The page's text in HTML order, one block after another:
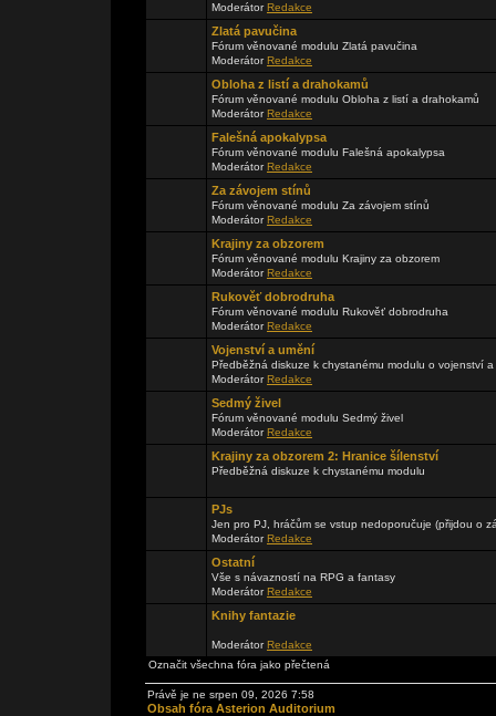
ModerátorRedakce
Zlatá pavučina
Fórum věnované modulu Zlatá pavučina
ModerátorRedakce
Obloha z listí a drahokamů
Fórum věnované modulu Obloha z listí a drahokamů
ModerátorRedakce
Falešná apokalypsa
Fórum věnované modulu Falešná apokalypsa
ModerátorRedakce
Za závojem stínů
Fórum věnované modulu Za závojem stínů
ModerátorRedakce
Krajiny za obzorem
Fórum věnované modulu Krajiny za obzorem
ModerátorRedakce
Rukověť dobrodruha
Fórum věnované modulu Rukověť dobrodruha
ModerátorRedakce
Vojenství a umění
Předběžná diskuze k chystanému modulu o vojenství
ModerátorRedakce
Sedmý živel
Fórum věnované modulu Sedmý živel
ModerátorRedakce
Krajiny za obzorem 2: Hranice šílenství
Předběžná diskuze k chystanému modulu
PJs
Jen pro PJ, hráčům se vstup nedoporučuje (přijdou o
ModerátorRedakce
Ostatní
Vše s návazností na RPG a fantasy
ModerátorRedakce
Knihy fantazie
ModerátorRedakce
Označit všechna fóra jako přečtená
Právě je ne srpen 09, 2026 7:58
Obsah fóra Asterion Auditorium